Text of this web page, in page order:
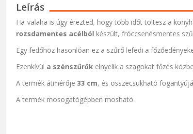
Leírás
Ha valaha is úgy érezted, hogy több időt töltesz a
rozsdamentes acélbólkészült, fröccsenésmentes
Egy fedőhöz hasonlóan ez a szűrő lefedi a
Ezenkívül a szénszűrők elnyelik a szagokat főzés
A termék átmérője33 cm, és összecsukható
A termék mosogatógépben mosható.